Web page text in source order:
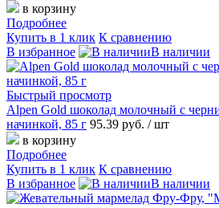
в корзину
Подробнее
Купить в 1 клик К сравнению
В избранное
В наличии
Быстрый просмотр
Alpen Gold шоколад молочный с
начинкой, 85 г 95.39 руб. / шт
в корзину
Подробнее
Купить в 1 клик К сравнению
В избранное
В наличии